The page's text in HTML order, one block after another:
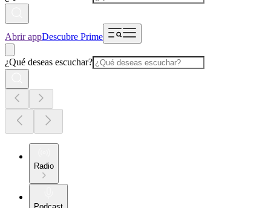
Abrir appDescubre Prime
¿Qué deseas escuchar?
Radio